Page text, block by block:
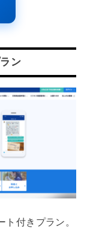
ン
付きプラン。